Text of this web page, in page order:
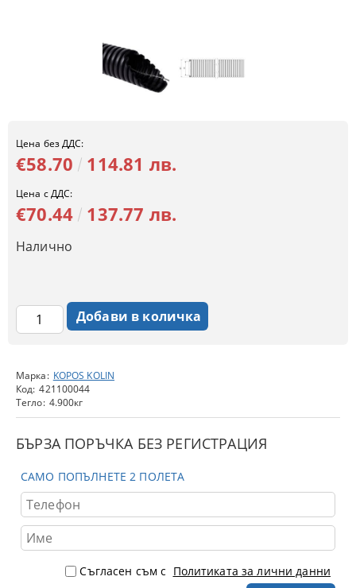
Марка: KOPOS KOLIN
Код: 421100044
Тегло: 4.900кг
БЪРЗА ПОРЪЧКА БЕЗ РЕГИСТРАЦИЯ
САМО ПОПЪЛНЕТЕ 2 ПОЛЕТА
Съгласен съм с Политиката за лични данни
Цена без ДДС:
€58.70 114.81 лв.
Цена с ДДС:
€70.44 137.77 лв.
Налично